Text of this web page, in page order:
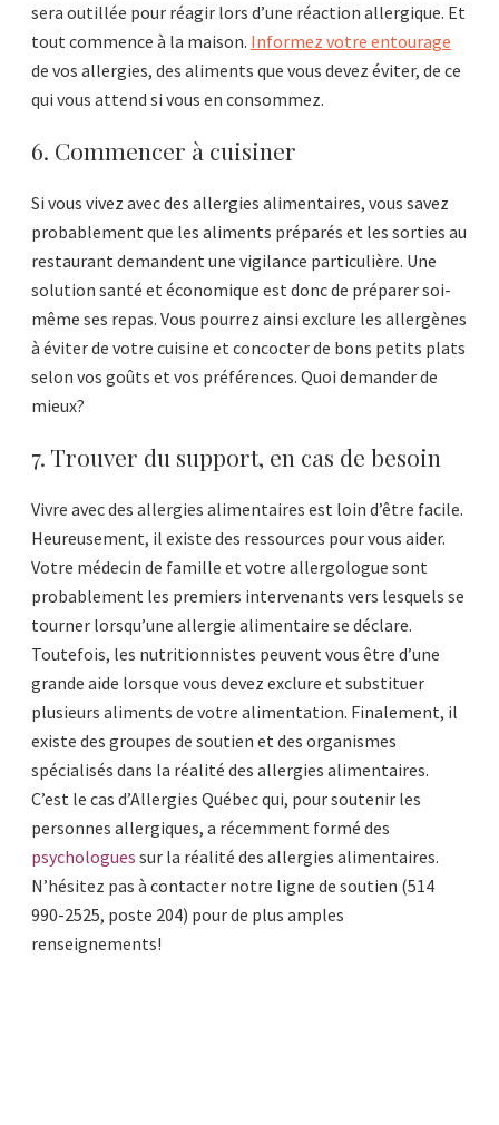
sera outillée pour réagir lors d’une réaction allergique. Et
tout commence à la maison. Informez votre entourage
de vos allergies, des aliments que vous devez éviter, de ce
qui vous attend si vous en consommez.
6. Commencer à cuisiner
Si vous vivez avec des allergies alimentaires, vous savez
probablement que les aliments préparés et les sorties au
restaurant demandent une vigilance particulière. Une
solution santé et économique est donc de préparer soi-
même ses repas. Vous pourrez ainsi exclure les allergènes
à éviter de votre cuisine et concocter de bons petits plats
selon vos goûts et vos préférences. Quoi demander de
mieux?
7. Trouver du support, en cas de besoin
Vivre avec des allergies alimentaires est loin d’être facile.
Heureusement, il existe des ressources pour vous aider.
Votre médecin de famille et votre allergologue sont
probablement les premiers intervenants vers lesquels se
tourner lorsqu’une allergie alimentaire se déclare.
Toutefois, les nutritionnistes peuvent vous être d’une
grande aide lorsque vous devez exclure et substituer
plusieurs aliments de votre alimentation. Finalement, il
existe des groupes de soutien et des organismes
spécialisés dans la réalité des allergies alimentaires.
C’est le cas d’Allergies Québec qui, pour soutenir les
personnes allergiques, a récemment formé des
psychologues sur la réalité des allergies alimentaires.
N’hésitez pas à contacter notre ligne de soutien (514
990-2525, poste 204) pour de plus amples
renseignements!